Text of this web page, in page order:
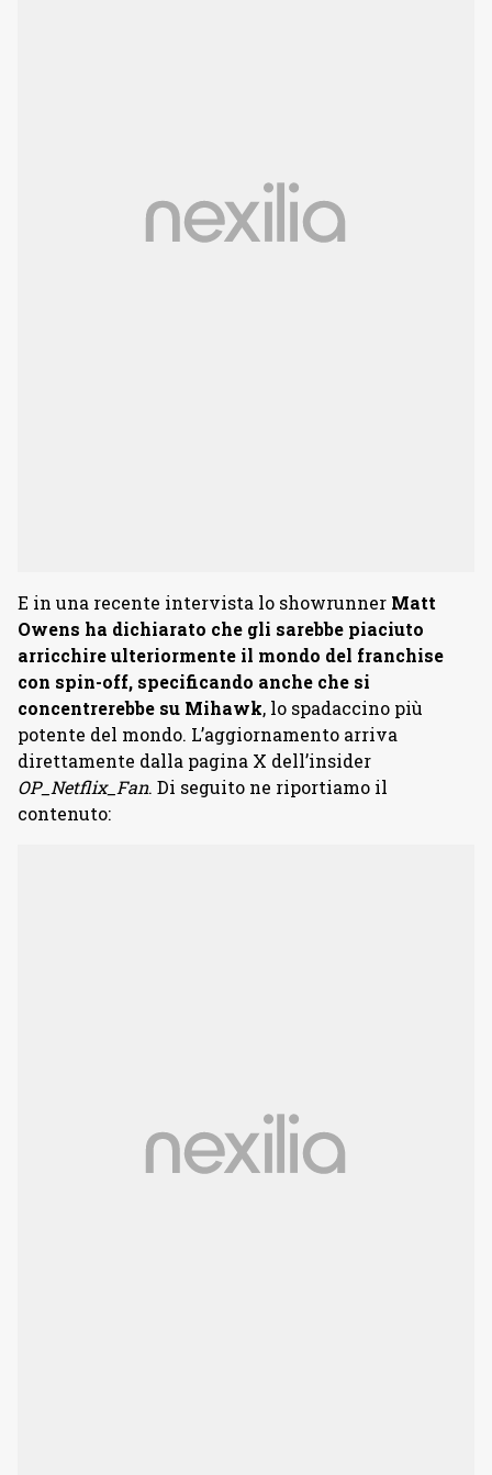
E in una recente intervista lo showrunner Matt
Owens ha dichiarato che gli sarebbe piaciuto
arricchire ulteriormente il mondo del franchise
con spin-off, specificando anche che si
concentrerebbe su Mihawk, lo spadaccino più
potente del mondo. L’aggiornamento arriva
direttamente dalla pagina X dell’insider
OP_Netflix_Fan. Di seguito ne riportiamo il
contenuto: